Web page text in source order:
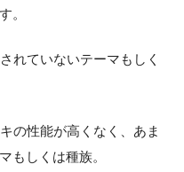
。
れていないテーマもしく
の性能が高くなく、あま
もしくは種族。